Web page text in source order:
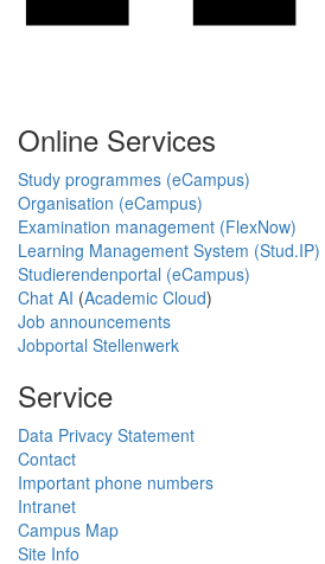
Online Services
Study programmes (eCampus)
Organisation (eCampus)
Examination management (FlexNow)
Learning Management System (Stud.IP)
Studierendenportal (eCampus)
Chat AI (Academic Cloud)
Job announcements
Jobportal Stellenwerk
Service
Data Privacy Statement
Contact
Important phone numbers
Intranet
Campus Map
Site Info